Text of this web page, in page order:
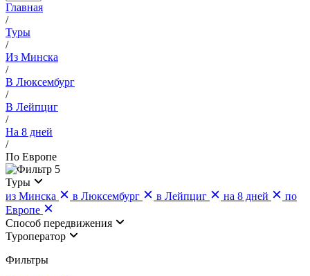
Главная
/
Туры
/
Из Минска
/
В Люксембург
/
В Лейпциг
/
На 8 дней
/
По Европе
5
Туры
из Минска
в Люксембург в Лейпциг на 8 дней
по
Европе
Cпособ передвижения
Туроператор
Фильтры